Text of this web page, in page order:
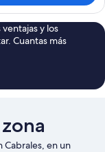
ventajas y los
Cuantas más
Cabrales, en un